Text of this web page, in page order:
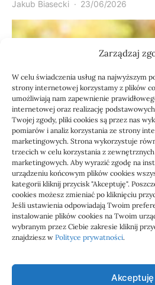
Zarządzaj
W celu świadczenia usług na najwyższym
strony internetowej korzystamy z plików
umożliwiają nam zapewnienie
internetowej oraz realizację
Twojej zgody, pliki cookies są przez nas
pomiarów i analiz korzystania ze strony
marketingowych. Strona wykorzystuje
trzecich w celu korzystania z
marketingowych. Aby wyrazić zgodę na
urządzeniu końcowym plików cookies
kategorii kliknij przycisk "Akceptuję".
cookies możesz zmieniać po kliknięciu
Jeśli ustawienia odpowiadają Twoim
instalowanie plików cookies na Twoim
wybranym przez Ciebie zakresie kliknij
znajdziesz w Polityce prywatności.
Akceptuję
Jakub Biasecki 23/06/2026
Usługi
Jak sprawdzić
zaległości
Definicja: Weryfikacja, czy
przejmie zaległości w